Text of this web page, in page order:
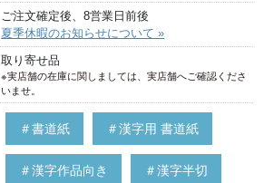
ご注文確定後、8営業日前後
夏季休暇のお知らせについて »
取り寄せ品
※実店舗の在庫に関しましては、実店舗へご確認くださ
いませ。
＃書道紙 ＃漢字用 書道紙
＃漢字作品向き ＃漢字半切